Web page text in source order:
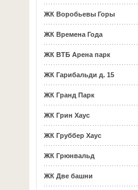
ЖК Воробьевы Горы
ЖК Времена Года
ЖК ВТБ Арена парк
ЖК Гарибальди д. 15
ЖК Гранд Парк
ЖК Грин Хаус
ЖК Груббер Хаус
ЖК Грюнвальд
ЖК Две башни